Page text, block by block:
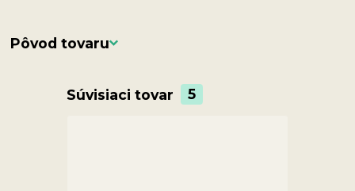
Pôvod tovaru
Súvisiaci tovar 5